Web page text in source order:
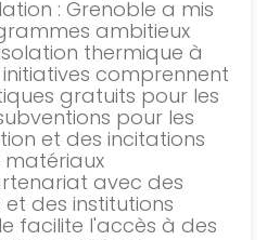
: Grenoble a mis
ambitieux
thermique à
comprennent
gratuits pour les
pour les
et des incitations
matériaux
avec des
des institutions
facilite l'accès à des